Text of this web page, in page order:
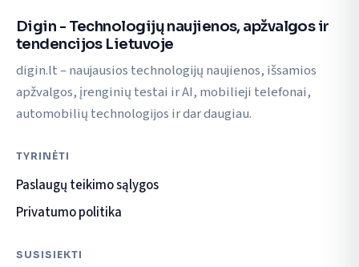
Digin - Technologijų naujienos, apžvalgos ir
tendencijos Lietuvoje
digin.lt – naujausios technologijų naujienos, išsamios
apžvalgos, įrenginių testai ir AI, mobilieji telefonai,
automobilių technologijos ir dar daugiau.
TYRINĖTI
Paslaugų teikimo sąlygos
Privatumo politika
SUSISIEKTI